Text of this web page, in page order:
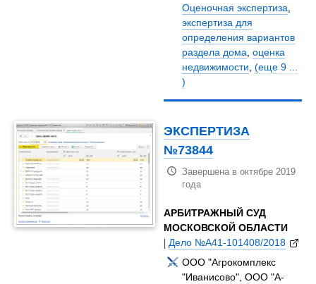
Оценочная экспертиза,
экспертиза для
определения вариантов
раздела дома,оценка
недвижимости,(еще 9 ...
)
ЭКСПЕРТИЗА
№73844
Завершена в октябре 2019
года
АРБИТРАЖНЫЙ СУД
МОСКОВСКОЙ ОБЛАСТИ
|Дело №А41-101408/2018
ООО "Агрокомплекс
"Иванисово", ООО "А-